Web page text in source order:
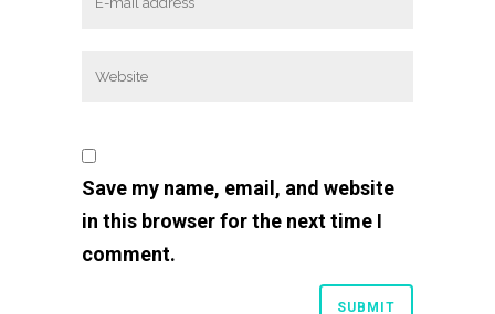
Save my name, email, and website
in this browser for the next time I
comment.